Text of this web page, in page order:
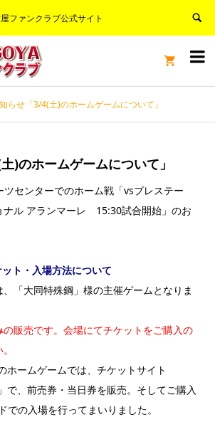
ファンクラブ公式サイト


らせ「3/4(土)のホームゲームについて」
)のホームゲームについて」
センターでのホーム戦「vsプレステー
ナル アランマーレ 15:30試合開始」のお
ト・入場方法について
「大同特殊鋼」様の主催ゲームとなりま
の販売です。会場にてチケットをご購入の
ホームゲームでは、チケットサイト
で、前売券・当日券を販売。そしてご購入
での入場を行ってまいりました。